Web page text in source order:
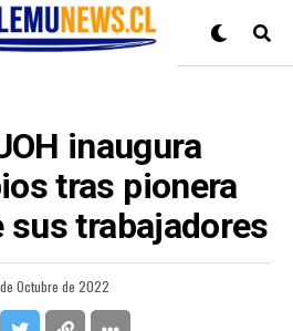
inaugura
tras pionera
sus trabajadores
Octubre de 2022